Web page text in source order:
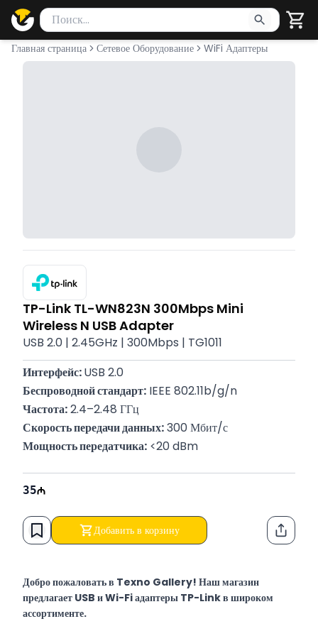
Поиск товаров
Введите минимум 2 символа для поиска. Нажмите Enter
Главная страница Сетевое Оборудование WiFi Адаптеры
TP-Link TL-WN823N 300Mbps Mini
Wireless N USB Adapter
USB 2.0 | 2.45GHz | 300Mbps | TG1011
Интерфейс: USB 2.0
Беспроводной стандарт: IEEE 802.11b/g/n
Частота: 2.4–2.48 ГГц
Скорость передачи данных: 300 Мбит/с
Мощность передатчика: <20 dBm
35
Добавить в корзину
Добро пожаловать в Texno Gallery! Наш магазин
предлагает USB и Wi-Fi адаптеры TP-Link в широком
ассортименте.